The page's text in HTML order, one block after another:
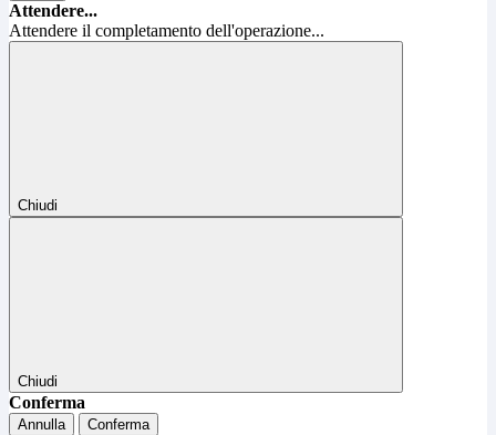
Attendere...
Attendere il completamento dell'operazione...
Chiudi
Chiudi
Conferma
Annulla Conferma